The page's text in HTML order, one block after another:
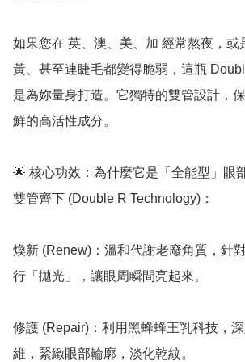
如果您在 英、澳、美、加 經常熬夜，或
黃、甚至連睫毛都變得脆弱，這瓶
是為妳量身打造。它獨特的雙管設計，
鮮的高活性成分。
🌟 核心功效：為什麼它是「全能型」眼
雙管齊下 (Double R Technology)：
煥新 (Renew)：溫和代謝老廢角質，針
行「拋光」，讓眼周瞬間亮起來。
修護 (Repair)：利用黑蜂蜂王乳科技，
維，緊緻眼部輪廓，淡化乾紋。